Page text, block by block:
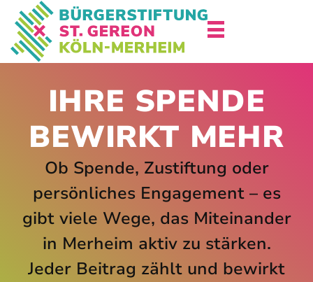
IHRE SPENDE
BEWIRKT MEHR
Ob Spende, Zustiftung oder
persönliches Engagement – es
gibt viele Wege, das Miteinander
in Merheim aktiv zu stärken.
Jeder Beitrag zählt und bewirkt